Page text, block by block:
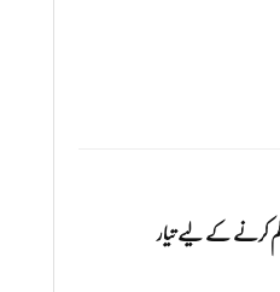
کرنے کے لیے تیار